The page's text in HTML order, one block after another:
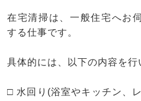
在宅清掃は、一般住宅へお
する仕事です。
具体的には、以下の内容を行
□ 水回り(浴室やキッチン、